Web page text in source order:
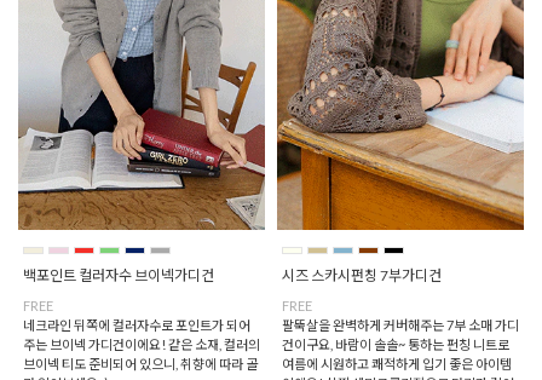
백포인트 컬러자수 브이넥가디건
FREE
네크라인 뒤쪽에 컬러자수로 포인트가 되어
주는 브이넥 가디건이에요! 같은 소재, 컬러의
브이넥 티도 준비되어 있으니, 취향에 따라 골
시즈 스카시펀칭 7부가디건
FREE
팔뚝살을 완벽하게 커버해주는 7부 소매 가디
건이구요, 바람이 솔솔~ 통하는 펀칭 니트로
여름에 시원하고 쾌적하게 입기 좋은 아이템